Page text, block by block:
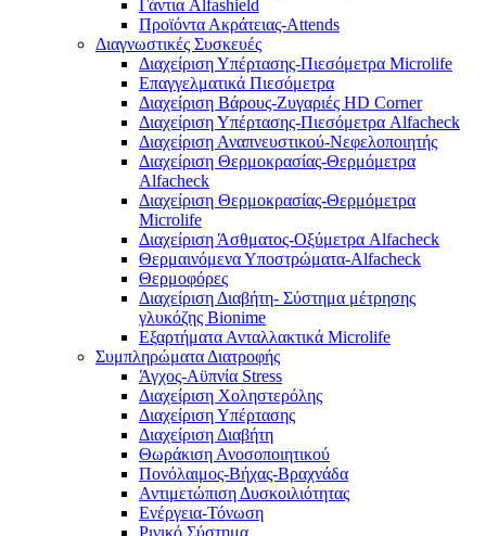
Γάντια Alfashield
Προϊόντα Ακράτειας-Attends
Διαγνωστικές Συσκευές
Διαχείριση Υπέρτασης-Πιεσόμετρα Microlife
Επαγγελματικά Πιεσόμετρα
Διαχείριση Βάρους-Ζυγαριές HD Corner
Διαχείριση Υπέρτασης-Πιεσόμετρα Alfacheck
Διαχείριση Αναπνευστικού-Νεφελοποιητής
Διαχείριση Θερμοκρασίας-Θερμόμετρα
Alfacheck
Διαχείριση Θερμοκρασίας-Θερμόμετρα
Microlife
Διαχείριση Άσθματος-Οξύμετρα Alfacheck
Θερμαινόμενα Υποστρώματα-Alfacheck
Θερμοφόρες
Διαχείριση Διαβήτη- Σύστημα μέτρησης
γλυκόζης Bionime
Εξαρτήματα Ανταλλακτικά Microlife
Συμπληρώματα Διατροφής
Άγχος-Αϋπνία Stress
Διαχείριση Χοληστερόλης
Διαχείριση Υπέρτασης
Διαχείριση Διαβήτη
Θωράκιση Ανοσοποιητικού
Πονόλαιμος-Βήχας-Βραχνάδα
Αντιμετώπιση Δυσκοιλιότητας
Eνέργεια-Τόνωση